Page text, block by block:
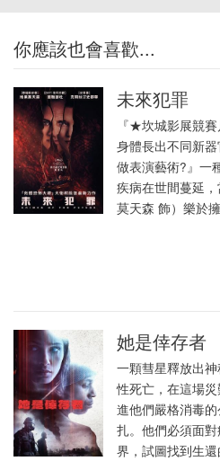
你應該也會喜歡...
未來犯罪
『★坎城影展競
身體長出不同新
做表演藝術?』一
疾病在世間蔓延
莫天森 飾）樂於
她是倖存者
一顆彗星釋放出
性死亡，在這場
進他們嚴格消毒
扎。他們必須面
界，試圖找到生